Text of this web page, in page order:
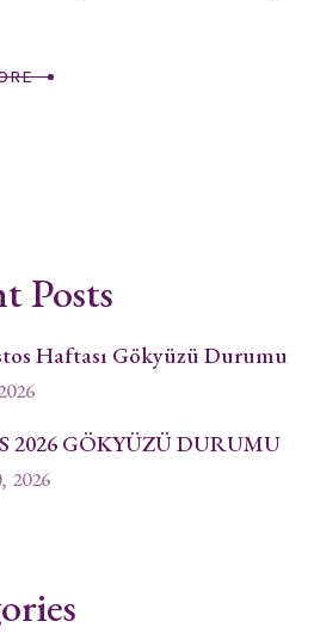
Posts
Haftası Gökyüzü Durumu
2026 GÖKYÜZÜ DURUMU
2026